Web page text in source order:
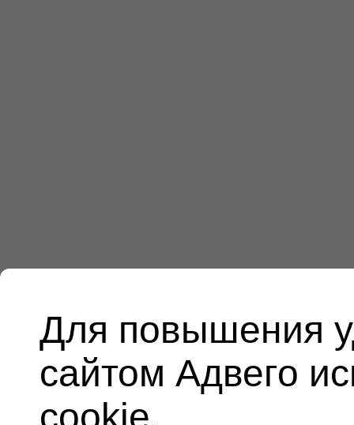
Для повышения
сайтом Адвего